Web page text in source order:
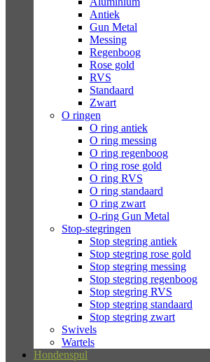
Antiek
Gun Metal
Messing
Regenboog
Rose gold
RVS
Standaard
Zwart
O ringen
O ring antiek
O ring messing
O ring regenboog
O ring rose gold
O ring RVS
O ring standaard
O ring zwart
O-ring Gun Metal
Stop-stegringen
Stop stegring antiek
Stop stegring rose gold
Stop stegring messing
Stop stegring regenboog
Stop stegring RVS
Stop stegring standaard
Stop stegring zwart
Swivels
Wartels
Hondenspul